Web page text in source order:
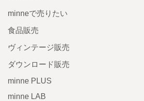
minneで売りたい
食品販売
ヴィンテージ販売
ダウンロード販売
minne PLUS
minne LAB